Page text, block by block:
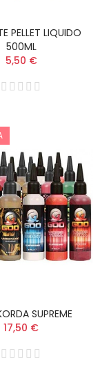
PELLET LIQUIDO
500ML
5,50 €
SUPREME
17,50 €